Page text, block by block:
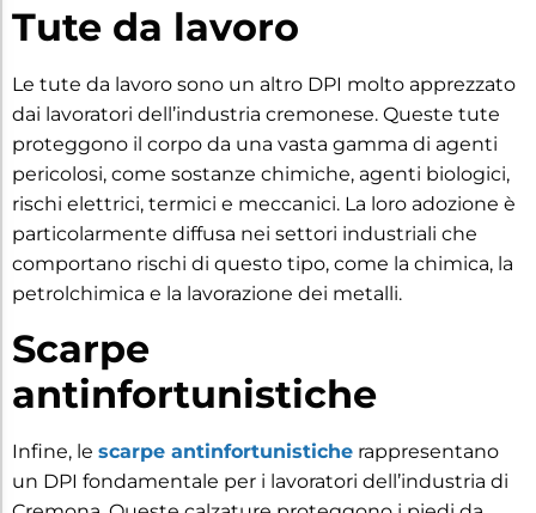
Tute da lavoro
Le tute da lavoro sono un altro DPI molto apprezzato
dai lavoratori dell’industria cremonese. Queste tute
proteggono il corpo da una vasta gamma di agenti
pericolosi, come sostanze chimiche, agenti biologici,
rischi elettrici, termici e meccanici. La loro adozione è
particolarmente diffusa nei settori industriali che
comportano rischi di questo tipo, come la chimica, la
petrolchimica e la lavorazione dei metalli.
Scarpe
antinfortunistiche
Infine, le scarpe antinfortunistiche rappresentano
un DPI fondamentale per i lavoratori dell’industria di